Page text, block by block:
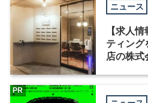
ニュース
【求人
ティング
店の株式
PR